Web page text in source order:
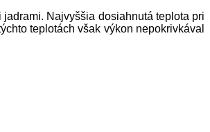
Najvyššia dosiahnutá teplota pri
teplotách však výkon nepokrivkával